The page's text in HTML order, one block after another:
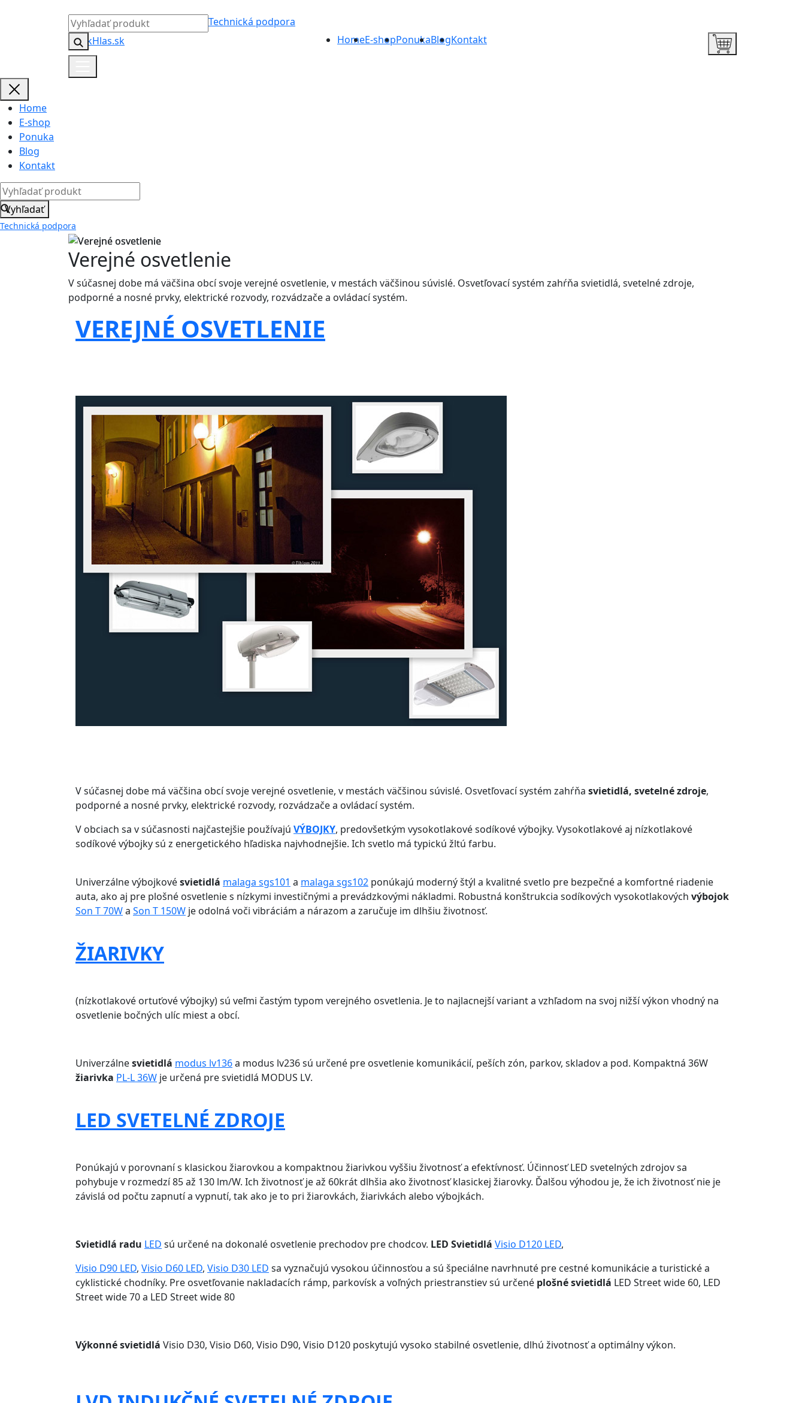
Technická podpora
HomeE-shopPonukaBlogKontakt
Home
E-shop
Ponuka
Blog
Kontakt
Vyhľadať
Technická podpora
Verejné osvetlenie
V súčasnej dobe má väčšina obcí svoje verejné osvetlenie, v mestách väčšinou súvislé. Osvetľovací systém zahŕňa svietidlá, svetelné zdroje,
podporné a nosné prvky, elektrické rozvody, rozvádzače a ovládací systém.
VEREJNÉ OSVETLENIE
V súčasnej dobe má väčšina obcí svoje verejné osvetlenie, v mestách väčšinou súvislé. Osvetľovací systém zahŕňa svietidlá, svetelné zdroje,
podporné a nosné prvky, elektrické rozvody, rozvádzače a ovládací systém.
V obciach sa v súčasnosti najčastejšie používajú VÝBOJKY, predovšetkým vysokotlakové sodíkové výbojky. Vysokotlakové aj nízkotlakové
sodíkové výbojky sú z energetického hľadiska najvhodnejšie. Ich svetlo má typickú žltú farbu.
Univerzálne výbojkovésvietidlá malaga sgs101 a malaga sgs102 ponúkajú moderný štýl a kvalitné svetlo pre bezpečné a komfortné riadenie
auta, ako aj pre plošné osvetlenie s nízkymi investičnými a prevádzkovými nákladmi. Robustná konštrukcia sodíkových vysokotlakových výbojok
Son T 70Wa Son T 150W je odolná voči vibráciám a nárazom a zaručuje im dlhšiu životnosť.
ŽIARIVKY
(nízkotlakové ortuťové výbojky) sú veľmi častým typom verejného osvetlenia. Je to najlacnejší variant a vzhľadom na svoj nižší výkon vhodný na
osvetlenie bočných ulíc miest a obcí.
Univerzálnesvietidlá modus lv136a modus lv236 sú určené pre osvetlenie komunikácií, peších zón, parkov, skladov a pod. Kompaktná 36W
žiarivka PL-L 36W je určená pre svietidlá MODUS LV.
LED SVETELNÉ ZDROJE
Ponúkajú v porovnaní s klasickou žiarovkou a kompaktnou žiarivkou vyššiu životnosť a efektívnosť. Účinnosť LED svetelných zdrojov sa
pohybuje v rozmedzí 85 až 130 lm/W. Ich životnosť je až 60krát dlhšia ako životnosť klasickej žiarovky. Ďalšou výhodou je, že ich životnosť nie je
závislá od počtu zapnutí a vypnutí, tak ako je to pri žiarovkách, žiarivkách alebo výbojkách.
Svietidlá radu LED sú určené na dokonalé osvetlenie prechodov pre chodcov. LED Svietidlá Visio D120 LED,
Visio D90 LED, Visio D60 LED, Visio D30 LED sa vyznačujú vysokou účinnosťou a sú špeciálne navrhnuté pre cestné komunikácie a turistické a
cyklistické chodníky. Pre osvetľovanie nakladacích rámp, parkovísk a voľných priestranstiev sú určené plošné svietidlá LED Street wide 60, LED
Street wide 70 a LED Street wide 80
Výkonné svietidlá Visio D30, Visio D60, Visio D90, Visio D120 poskytujú vysoko stabilné osvetlenie, dlhú životnosť a optimálny výkon.